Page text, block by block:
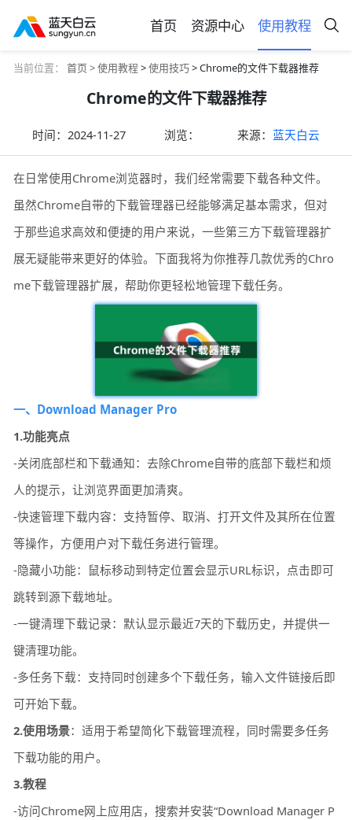
首页 资源中心 使用教程
当前位置： 首页 >使用教程>使用技巧> Chrome的文件下载器推荐
Chrome的文件下载器推荐
时间：2024-11-27 浏览： 来源： 蓝天白云
在日常使用Chrome浏览器时，我们经常需要下载各种文件。
虽然Chrome自带的下载管理器已经能够满足基本需求，但对
于那些追求高效和便捷的用户来说，一些第三方下载管理器扩
展无疑能带来更好的体验。下面我将为你推荐几款优秀的Chro
me下载管理器扩展，帮助你更轻松地管理下载任务。
一、Download Manager Pro
1.功能亮点
-关闭底部栏和下载通知：去除Chrome自带的底部下载栏和烦
人的提示，让浏览界面更加清爽。
-快速管理下载内容：支持暂停、取消、打开文件及其所在位置
等操作，方便用户对下载任务进行管理。
-隐藏小功能：鼠标移动到特定位置会显示URL标识，点击即可
跳转到源下载地址。
-一键清理下载记录：默认显示最近7天的下载历史，并提供一
键清理功能。
-多任务下载：支持同时创建多个下载任务，输入文件链接后即
可开始下载。
2.使用场景：适用于希望简化下载管理流程，同时需要多任务
下载功能的用户。
3.教程
-访问Chrome网上应用店，搜索并安装“Download Manager P